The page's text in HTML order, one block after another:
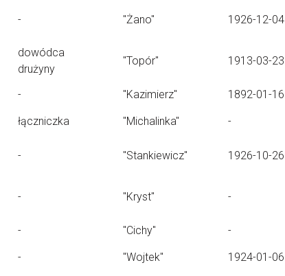
- "Żano" 1926-12-04
dowódca
drużyny
"Topór" 1913-03-23
- "Kazimierz" 1892-01-16
łączniczka "Michalinka" -
- "Stankiewicz" 1926-10-26
- "Kryst" -
- "Cichy" -
- "Wojtek" 1924-01-06